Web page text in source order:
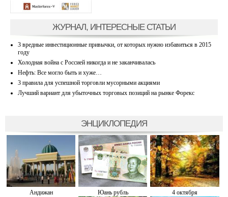
ЖУРНАЛ, ИНТЕРЕСНЫЕ СТАТЬИ
3 вредные инвестиционные привычки, от которых нужно избавиться в 2015
году
Холодная война с Россией никогда и не заканчивалась
Нефть: Все могло быть и хуже…
3 правила для успешной торговли мусорными акциями
Лучший вариант для убыточных торговых позиций на рынке Форекс
ЭНЦИКЛОПЕДИЯ
Андижан Юань рубль 4 октября